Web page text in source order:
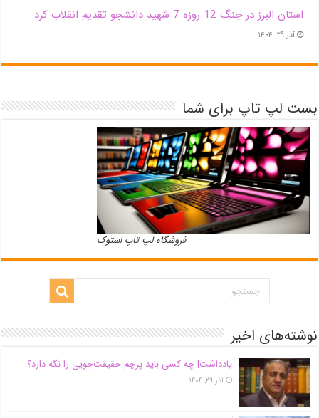
استان البرز در جنگ 12 روزه 7 شهید دانشجو تقدیم انقلاب کرد
آذر ۲۹, ۱۴۰۴
بست لپ تاپ برای شما
فروشگاه لپ تاپ استوک
نوشته‌های اخیر
یادداشت| ‌چه کسی باید پرچم حقیقت‌جویی را نگه دارد؟
آذر ۲۹, ۱۴۰۴